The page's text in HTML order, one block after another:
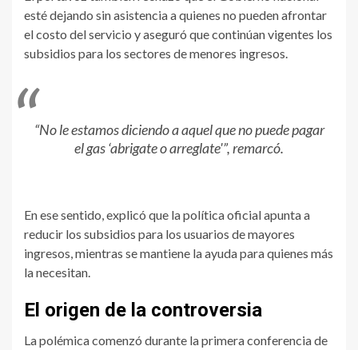
esté dejando sin asistencia a quienes no pueden afrontar
el costo del servicio y aseguró que continúan vigentes los
subsidios para los sectores de menores ingresos.
“No le estamos diciendo a aquel que no puede pagar
el gas ‘abrigate o arreglate'”, remarcó.
En ese sentido, explicó que la política oficial apunta a
reducir los subsidios para los usuarios de mayores
ingresos, mientras se mantiene la ayuda para quienes más
la necesitan.
El origen de la controversia
La polémica comenzó durante la primera conferencia de